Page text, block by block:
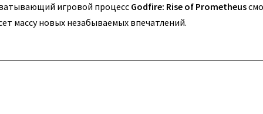
игровой процесс Godfire: Rise of Prometheus
массу новых незабываемых впечатлений.